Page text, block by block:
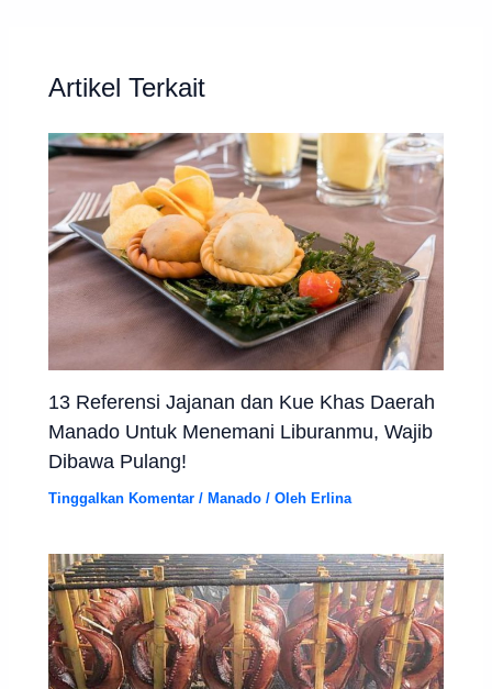
Artikel Terkait
13 Referensi Jajanan dan Kue Khas Daerah
Manado Untuk Menemani Liburanmu, Wajib
Dibawa Pulang!
Tinggalkan Komentar / Manado / Oleh Erlina